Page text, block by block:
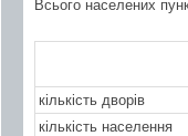
Всього населених
кількість дворів
кількість населення